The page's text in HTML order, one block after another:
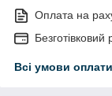
Оплата на
Всі умови оплати